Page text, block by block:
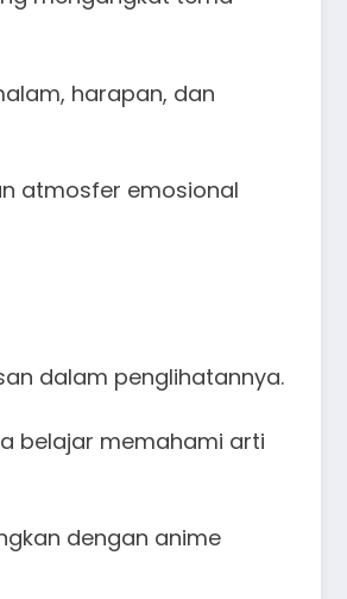
harapan, dan
atmosfer emosional
dalam penglihatannya.
belajar memahami arti
dengan anime